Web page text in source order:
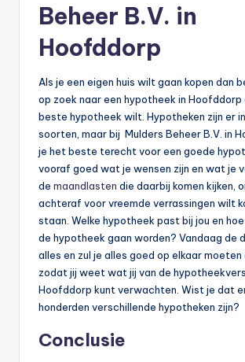
Beheer B.V. in
Hoofddorp
Als je een eigen huis wilt gaan kopen dan
op zoek naar een hypotheek in Hoofddorp
beste hypotheek wilt. Hypotheken zijn er
soorten, maar bij Mulders Beheer B.V. in
je het beste terecht voor een goede
vooraf goed wat je wensen zijn en wat je
de maandlasten die daarbij komen kijken,
achteraf voor vreemde verrassingen wilt
staan. Welke hypotheek past bij jou en
de hypotheek gaan worden? Vandaag de
alles en zul je alles goed op elkaar moeten
zodat jij weet wat jij van de
Hoofddorp kunt verwachten. Wist je dat
honderden verschillende hypotheken zijn?
Conclusie